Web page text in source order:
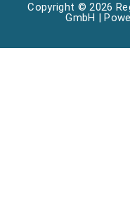
Copyright © 2026
GmbH |